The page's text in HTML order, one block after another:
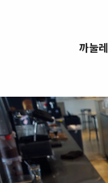
까눌레